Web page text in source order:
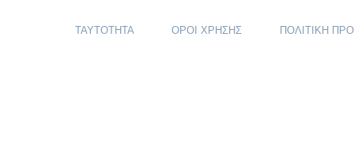
ΤΑΥΤΟΤΗΤΑ ΟΡΟΙ ΧΡΗΣΗΣ ΠΟΛΙΤΙΚΗ